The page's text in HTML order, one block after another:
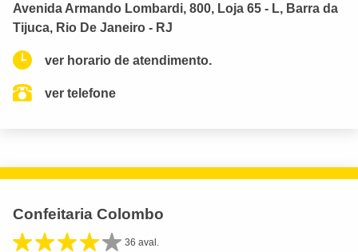
Avenida Armando Lombardi, 800, Loja 65 - L, Barra da
Tijuca, Rio De Janeiro - RJ
ver horario de atendimento.
ver telefone
Confeitaria Colombo
36 aval.